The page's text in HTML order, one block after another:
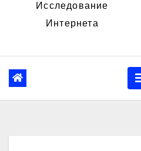
Исследование
Интернета